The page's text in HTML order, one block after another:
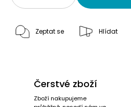
Zeptat se Hlídat
Čerstvé zboží
Zboží nakupujeme